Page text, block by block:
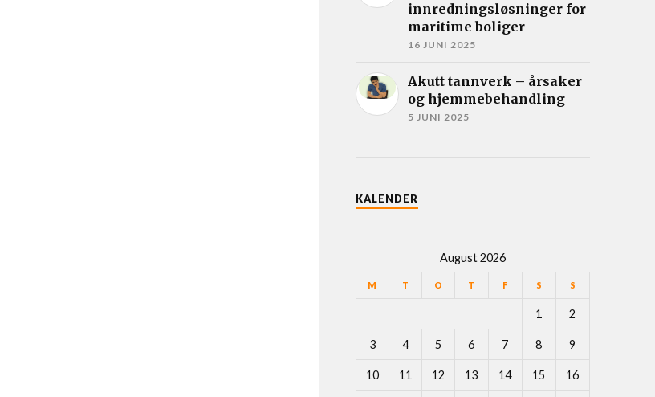
innredningsløsninger for
maritime boliger
16 JUNI 2025
Akutt tannverk – årsaker
og hjemmebehandling
5 JUNI 2025
KALENDER
August 2026
M T O T F S S
1 2
3 4 5 6 7 8 9
10 11 12 13 14 15 16